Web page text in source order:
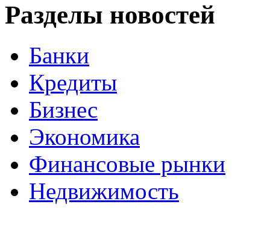
Разделы новостей
Банки
Кредиты
Бизнес
Экономика
Финансовые рынки
Недвижимость